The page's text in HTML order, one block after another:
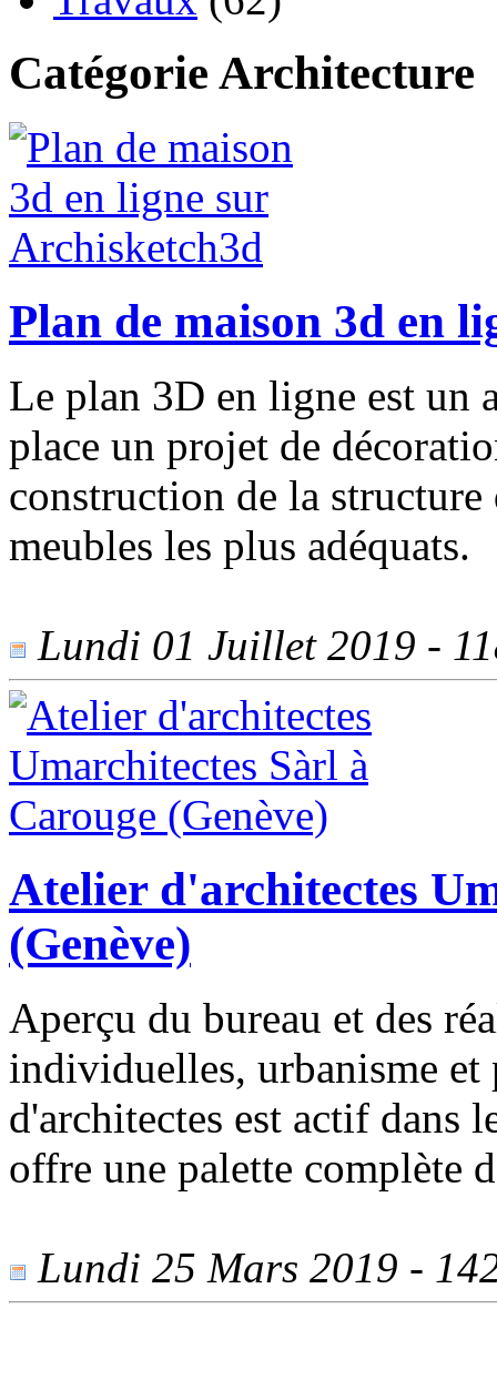
Catégorie Architecture
Plan de maison 3d en
Le plan 3D en ligne est un
place un projet de
construction de la
meubles les plus adéquats.
Lundi 01 Juillet 2019 -
Atelier d'architectes
(Genève)
Aperçu du bureau et des
individuelles, urbanisme et
d'architectes est actif dans
offre une palette complète
Lundi 25 Mars 2019 -